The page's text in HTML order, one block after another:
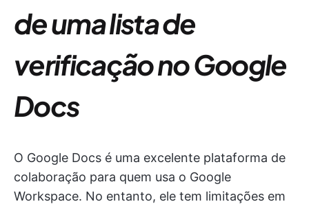
de uma lista de
verificação no Google
Docs
O Google Docs é uma excelente plataforma de
colaboração para quem usa o Google
Workspace. No entanto, ele tem limitações em